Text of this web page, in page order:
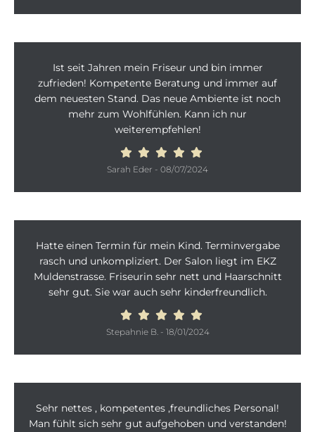
Ist seit Jahren mein Friseur und bin immer
zufrieden! Kompetente Beratung und immer auf
dem neuesten Stand. Das neue Ambiente ist noch
mehr zum Wohlfühlen. Kann ich nur
weiterempfehlen!
Sarah Eder - 08/07/2024
Hatte einen Termin für mein Kind. Terminvergabe
rasch und unkompliziert. Der Salon liegt im EKZ
Muldenstrasse. Friseurin sehr nett und Haarschnitt
sehr gut. Sie war auch sehr kinderfreundlich.
Stepahnie B.- 18/01/2024
Sehr nettes , kompetentes ,freundliches Personal!
Man fühlt sich sehr gut aufgehoben und verstanden!